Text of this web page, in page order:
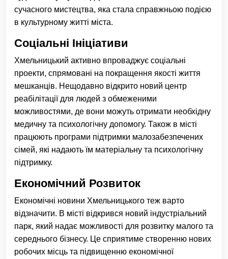
сучасного мистецтва, яка стала справжньою подією
в культурному житті міста.
Соціальні Ініціативи
Хмельницький активно впроваджує соціальні
проекти, спрямовані на покращення якості життя
мешканців. Нещодавно відкрито новий центр
реабілітації для людей з обмеженими
можливостями, де вони можуть отримати необхідну
медичну та психологічну допомогу. Також в місті
працюють програми підтримки малозабезпечених
сімей, які надають їм матеріальну та психологічну
підтримку.
Економічний Розвиток
Економічні новини Хмельницького теж варто
відзначити. В місті відкрився новий індустріальний
парк, який надає можливості для розвитку малого та
середнього бізнесу. Це сприятиме створенню нових
робочих місць та підвищенню економічної